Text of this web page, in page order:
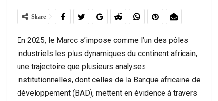
Share
En 2025, le Maroc s’impose comme l’un des pôles
industriels les plus dynamiques du continent africain,
une trajectoire que plusieurs analyses
institutionnelles, dont celles de la Banque africaine de
développement (BAD), mettent en évidence à travers